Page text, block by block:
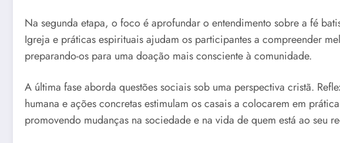
Na segunda etapa, o foco é aprofundar o entendimento sobre a fé
Igreja e práticas espirituais ajudam os participantes a compreender
preparando-os para uma doação mais consciente à comunidade.
A última fase aborda questões sociais sob uma perspectiva cristã.
humana e ações concretas estimulam os casais a colocarem em
promovendo mudanças na sociedade e na vida de quem está ao seu